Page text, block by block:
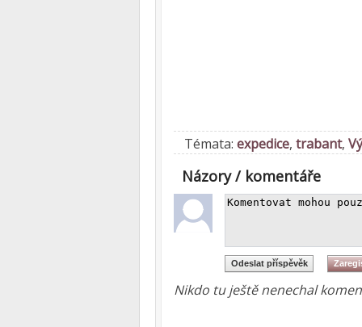
Témata: expedice, trabant,
Názory / komentáře
Nikdo tu ještě nenechal